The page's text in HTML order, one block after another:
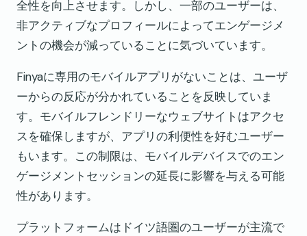
全性を向上させます。しかし、一部のユーザーは、
非アクティブなプロフィールによってエンゲージメ
ントの機会が減っていることに気づいています。
Finyaに専用のモバイルアプリがないことは、ユーザ
ーからの反応が分かれていることを反映していま
す。モバイルフレンドリーなウェブサイトはアクセ
スを確保しますが、アプリの利便性を好むユーザー
もいます。この制限は、モバイルデバイスでのエン
ゲージメントセッションの延長に影響を与える可能
性があります。
プラットフォームはドイツ語圏のユーザーが主流で